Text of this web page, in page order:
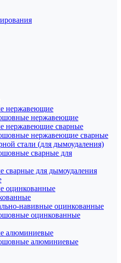
нержавеющие
нержавеющие
нержавеющие сварные
нержавеющие сварные
стали (для дымоудаления)
сварные для
сварные для дымоудаления
оцинкованные
навивные оцинкованные
оцинкованные
алюминиевые
алюминиевые